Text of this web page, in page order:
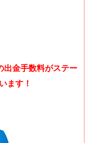
金手数料がステー
ます！